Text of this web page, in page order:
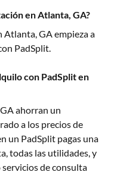
en Atlanta, GA?
Atlanta, GAempieza a
PadSplit.
con PadSplit en
ahorran un
a los precios de
un PadSplit pagas una
todas las utilidades, y
de consulta